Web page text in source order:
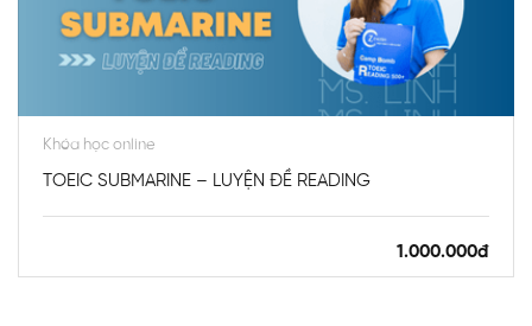
Khóa học online
TOEIC SUBMARINE – LUYỆN ĐỀ READING
1.000.000đ